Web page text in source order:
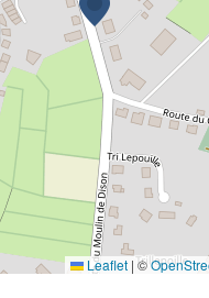
Leaflet | ©